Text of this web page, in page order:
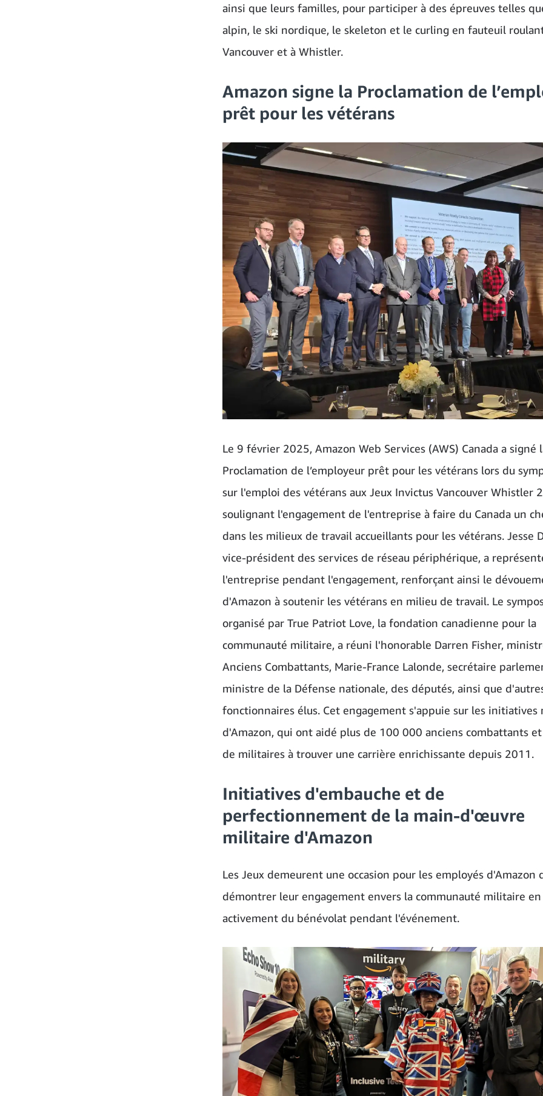
ainsi que leurs familles, pour participer à des épreuves telles
alpin, le ski nordique, le skeleton et le curling en fauteuil
Vancouver et à Whistler.
Amazon signe la Proclamation de
prêt pour les vétérans
Le 9 février 2025, Amazon Web Services (AWS) Canada a signé
Proclamation de l’employeur prêt pour les vétérans lors du
sur l'emploi des vétérans aux Jeux Invictus Vancouver Whistler
soulignant l'engagement de l'entreprise à faire du Canada un
dans les milieux de travail accueillants pour les vétérans. Jesse
vice-président des services de réseau périphérique, a
l'entreprise pendant l'engagement, renforçant ainsi le
d'Amazon à soutenir les vétérans en milieu de travail. Le
organisé par True Patriot Love, la fondation canadienne pour la
communauté militaire, a réuni l'honorable Darren Fisher,
Anciens Combattants, Marie-France Lalonde, secrétaire
ministre de la Défense nationale, des députés, ainsi que
fonctionnaires élus. Cet engagement s'appuie sur les initiatives
d'Amazon, qui ont aidé plus de 100 000 anciens combattants
de militaires à trouver une carrière enrichissante depuis 2011.
Initiatives d'embauche et de
perfectionnement de la main-d'œuvre
militaire d'Amazon
Les Jeux demeurent une occasion pour les employés d'Amazon
démontrer leur engagement envers la communauté militaire
activement du bénévolat pendant l'événement.